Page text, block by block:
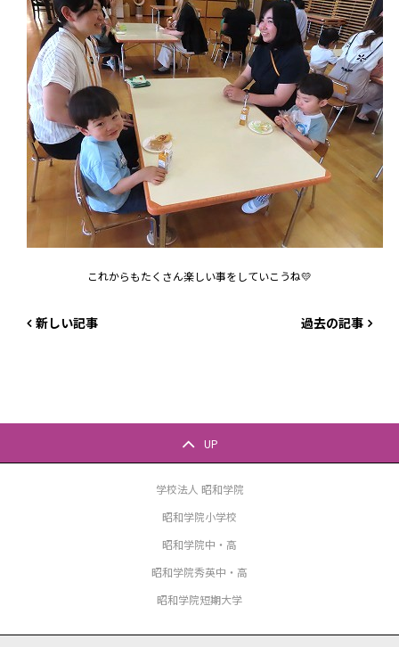
これからもたくさん楽しい事をしていこうね💛
新しい記事 過去の記事
UP
学校法人 昭和学院
昭和学院小学校
昭和学院中・高
昭和学院秀英中・高
昭和学院短期大学